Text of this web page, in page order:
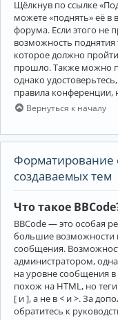
Щёлкнув по ссылке
можете «поднять» её
форума. Если этого не
возможность
которое должно
прошло. Также можно
однако
правила конференции,
Вернуться к началу
создаваемых тем
Что такое
BBCode — это особая
большие возможности
сообщения.
администратором,
на уровне сообщения в
похож на HTML, но
[ и ], а не в < и >. За
обратитесь к